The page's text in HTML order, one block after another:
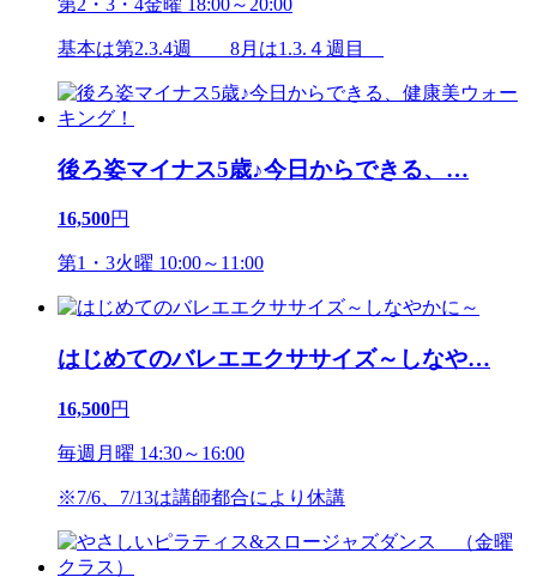
第2・3・4金曜 18:00～20:00
基本は第2.3.4週 8月は1.3.４週目
後ろ姿マイナス5歳♪今日からできる、 …
16,500円
第1・3火曜 10:00～11:00
はじめてのバレエエクササイズ～しなや…
16,500円
毎週月曜 14:30～16:00
※7/6、7/13は講師都合により休講